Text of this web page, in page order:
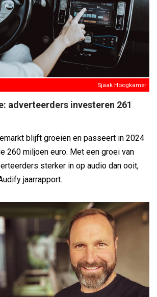
Sjaak Hoogkamer
adverteerders investeren 261
blijft groeien en passeert in 2024
260 miljoen euro. Met een groei van
sterker in op audio dan ooit,
jaarrapport.